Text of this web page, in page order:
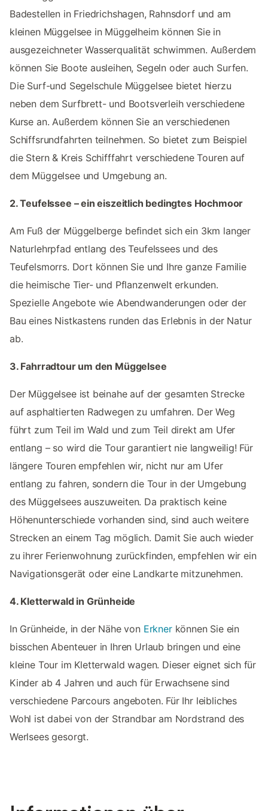
Badestellen in Friedrichshagen, Rahnsdorf und am
kleinen Müggelsee in Müggelheim können Sie in
ausgezeichneter Wasserqualität schwimmen. Außerdem
können Sie Boote ausleihen, Segeln oder auch Surfen.
Die Surf-und Segelschule Müggelsee bietet hierzu
neben dem Surfbrett- und Bootsverleih verschiedene
Kurse an. Außerdem können Sie an verschiedenen
Schiffsrundfahrten teilnehmen. So bietet zum Beispiel
die Stern & Kreis Schifffahrt verschiedene Touren auf
dem Müggelsee und Umgebung an.
2. Teufelssee – ein eiszeitlich bedingtes Hochmoor
Am Fuß der Müggelberge befindet sich ein 3km langer
Naturlehrpfad entlang des Teufelssees und des
Teufelsmorrs. Dort können Sie und Ihre ganze Familie
die heimische Tier- und Pflanzenwelt erkunden.
Spezielle Angebote wie Abendwanderungen oder der
Bau eines Nistkastens runden das Erlebnis in der Natur
ab.
3. Fahrradtour um den Müggelsee
Der Müggelsee ist beinahe auf der gesamten Strecke
auf asphaltierten Radwegen zu umfahren. Der Weg
führt zum Teil im Wald und zum Teil direkt am Ufer
entlang – so wird die Tour garantiert nie langweilig! Für
längere Touren empfehlen wir, nicht nur am Ufer
entlang zu fahren, sondern die Tour in der Umgebung
des Müggelsees auszuweiten. Da praktisch keine
Höhenunterschiede vorhanden sind, sind auch weitere
Strecken an einem Tag möglich. Damit Sie auch wieder
zu ihrer Ferienwohnung zurückfinden, empfehlen wir ein
Navigationsgerät oder eine Landkarte mitzunehmen.
4. Kletterwald in Grünheide
In Grünheide, in der Nähe von Erknerkönnen Sie ein
bisschen Abenteuer in Ihren Urlaub bringen und eine
kleine Tour im Kletterwald wagen. Dieser eignet sich für
Kinder ab 4 Jahren und auch für Erwachsene sind
verschiedene Parcours angeboten. Für Ihr leibliches
Wohl ist dabei von der Strandbar am Nordstrand des
Werlsees gesorgt.